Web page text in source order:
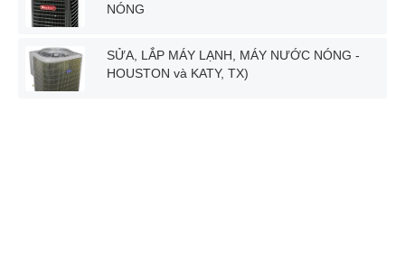
NÓNG
SỬA, LẮP MÁY LẠNH, MÁY NƯỚC NÓNG -
HOUSTON và KATY, TX)